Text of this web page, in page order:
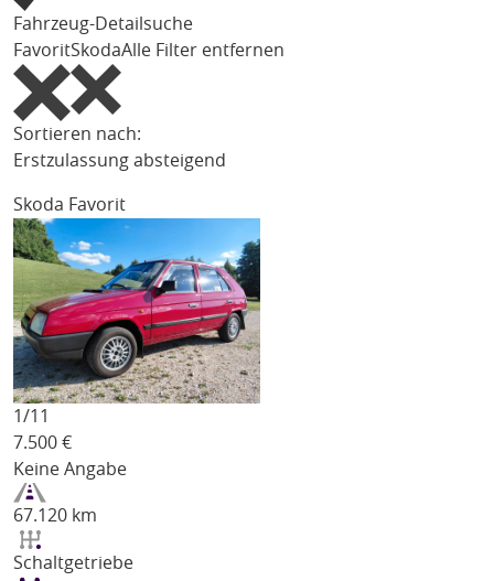
Fahrzeug-Detailsuche
FavoritSkodaAlle Filter entfernen
Sortieren nach:
Erstzulassung absteigend
Skoda Favorit
1/11
7.500 €
Keine Angabe
67.120 km
Schaltgetriebe